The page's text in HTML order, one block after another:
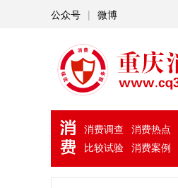
公众号 | 微博
消费调查 消费热点
比较试验 消费案例